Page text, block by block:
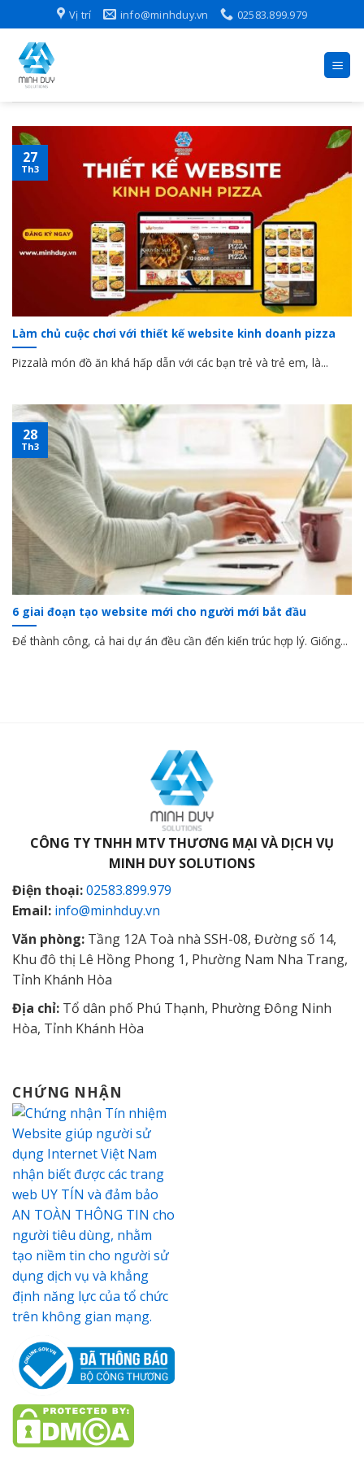
to
content
Vị trí info@minhduy.vn 02583.899.979
Làm chủ cuộc chơi với thiết kế website kinh doanh pizza
Pizzalà món đồ ăn khá hấp dẫn với các bạn trẻ và trẻ em, là...
27
Th3
6 giai đoạn tạo website mới cho người mới bắt đầu
Để thành công, cả hai dự án đều cần đến kiến trúc hợp lý. Giống...
28
Th3
CÔNG TY TNHH MTV THƯƠNG MẠI VÀ DỊCH VỤ
MINH DUY SOLUTIONS
Điện thoại:02583.899.979
Email: info@minhduy.vn
Văn phòng: Tầng 12A Toà nhà SSH-08, Đường số 14,
Khu đô thị Lê Hồng Phong 1, Phường Nam Nha Trang,
Tỉnh Khánh Hòa
Địa chỉ: Tổ dân phố Phú Thạnh, Phường Đông Ninh
Hòa, Tỉnh Khánh Hòa
CHỨNG NHẬN